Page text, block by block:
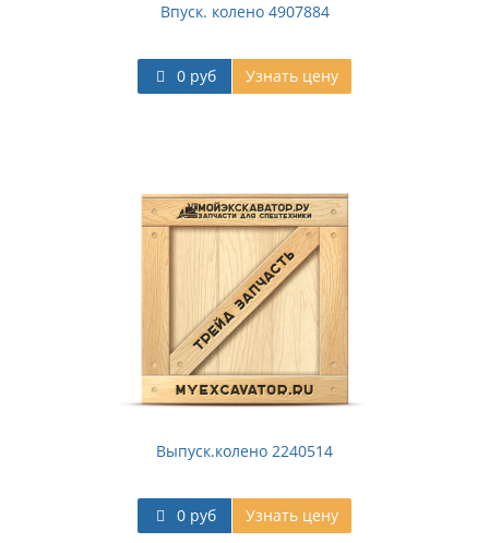
Впуск. колено 4907884
0 руб Узнать цену
Выпуск.колено 2240514
0 руб Узнать цену